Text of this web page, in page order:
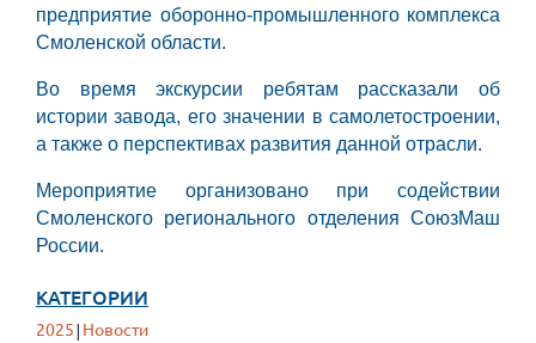
предприятие оборонно-промышленного комплекса
Смоленской области.
Во время экскурсии ребятам рассказали об
истории завода, его значении в самолетостроении,
а также о перспективах развития данной отрасли.
Мероприятие организовано при содействии
Смоленского регионального отделения СоюзМаш
России.
КАТЕГОРИИ
2025| Новости